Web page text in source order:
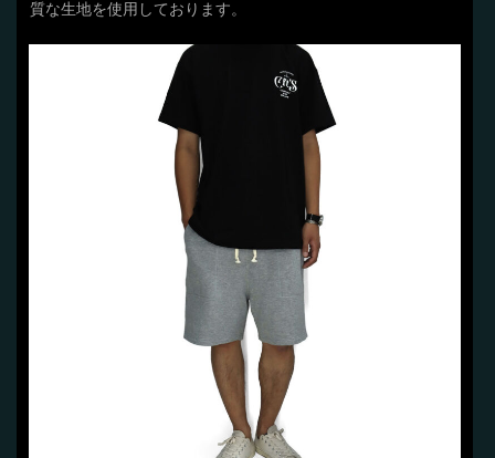
質な生地を使用しております。